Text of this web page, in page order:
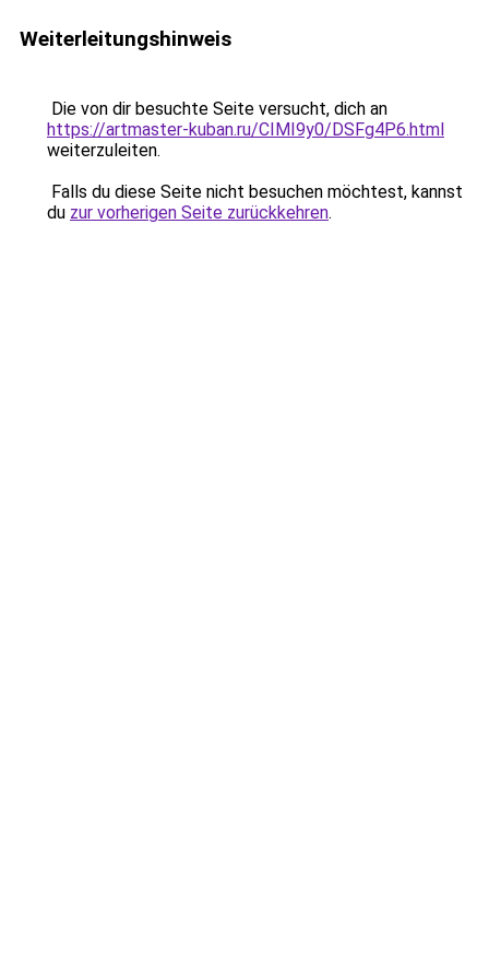
Weiterleitungshinweis
Die von dir besuchte Seite versucht, dich an
https://artmaster-kuban.ru/CIMI9y0/DSFg4P6.html
weiterzuleiten.
Falls du diese Seite nicht besuchen möchtest, kannst
du zur vorherigen Seite zurückkehren.